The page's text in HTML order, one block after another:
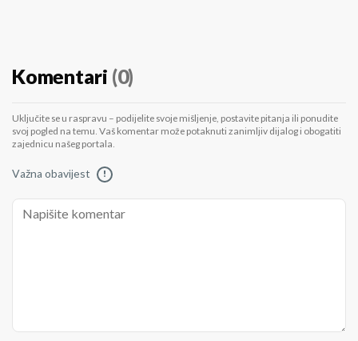
Komentari (0)
Uključite se u raspravu – podijelite svoje mišljenje, postavite pitanja ili ponudite
svoj pogled na temu. Vaš komentar može potaknuti zanimljiv dijalog i obogatiti
zajednicu našeg portala.
Važna obavijest !